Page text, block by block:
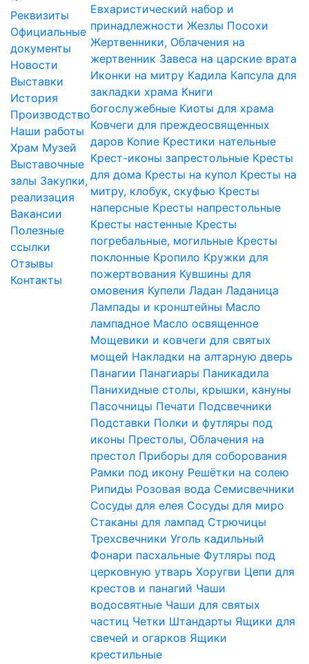
Реквизиты
Официальные
документы
Новости
Выставки
История
Производство
Наши работы
Храм Музей
Выставочные
залы Закупки,
реализация
Вакансии
Полезные
ссылки
Отзывы
Контакты
Евхаристический набор и
принадлежности Жезлы Посохи
Жертвенники, Облачения на
жертвенник Завеса на царские врата
Иконки на митру Кадила Капсула для
закладки храма Книги
богослужебные Киоты для храма
Ковчеги для преждеосвященных
даров Копие Крестики нательные
Крест-иконы запрестольные Кресты
для дома Кресты на купол Кресты на
митру, клобук, скуфью Кресты
наперсные Кресты напрестольные
Кресты настенные Кресты
погребальные, могильные Кресты
поклонные Кропило Кружки для
пожертвования Кувшины для
омовения Купели Ладан Ладаница
Лампады и кронштейны Масло
лампадное Масло освященное
Мощевики и ковчеги для святых
мощей Накладки на алтарную дверь
Панагии Панагиары Паникадила
Панихидные столы, крышки, кануны
Пасочницы Печати Подсвечники
Подставки Полки и футляры под
иконы Престолы, Облачения на
престол Приборы для соборования
Рамки под икону Решётки на солею
Рипиды Розовая вода Семисвечники
Сосуды для елея Сосуды для миро
Стаканы для лампад Стрючицы
Трехсвечники Уголь кадильный
Фонари пасхальные Футляры под
церковную утварь Хоругви Цепи для
крестов и панагий Чаши
водосвятные Чаши для святых
частиц Четки Штандарты Ящики для
свечей и огарков Ящики
крестильные